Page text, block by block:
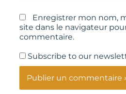
Enregistrer mon nom,
site dans le navigateur
commentaire.
Subscribe to our